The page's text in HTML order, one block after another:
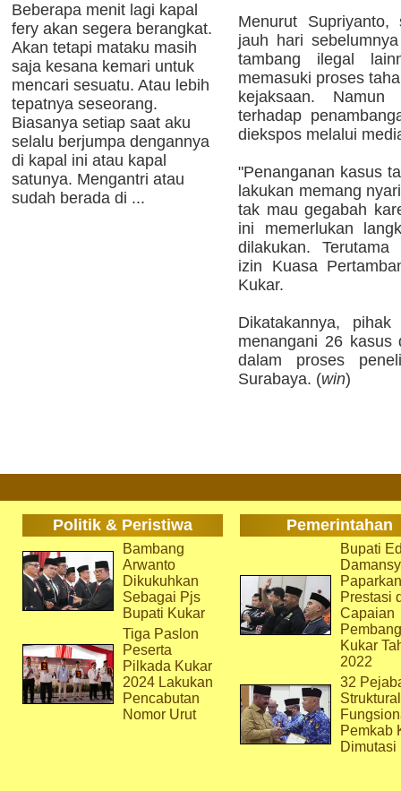
Beberapa menit lagi kapal
fery akan segera berangkat.
Akan tetapi mataku masih
saja kesana kemari untuk
mencari sesuatu. Atau lebih
tepatnya seseorang.
Biasanya setiap saat aku
selalu berjumpa dengannya
di kapal ini atau kapal
satunya. Mengantri atau
sudah berada di ...
Menurut
jauh hari
tambang ilegal
memasuki proses
kejaksaan. Namun
terhadap
diekspos melalui
"Penanganan kasus
lakukan memang
tak mau gegabah
ini memerlukan
dilakukan. Terutama
izin Kuasa
Kukar.
Dikatakannya,
menangani 26
dalam proses
Surabaya. (win)
Politik & Peristiwa Pemerintahan
Bambang
Arwanto
Dikukuhkan
Sebagai Pjs
Bupati Kukar
Tiga Paslon
Peserta
Pilkada Kukar
2024 Lakukan
Pencabutan
Nomor Urut
Bupati
Paparkan
Prestasi
Capaian
Kukar
2022
32
Pemkab
Dimutasi